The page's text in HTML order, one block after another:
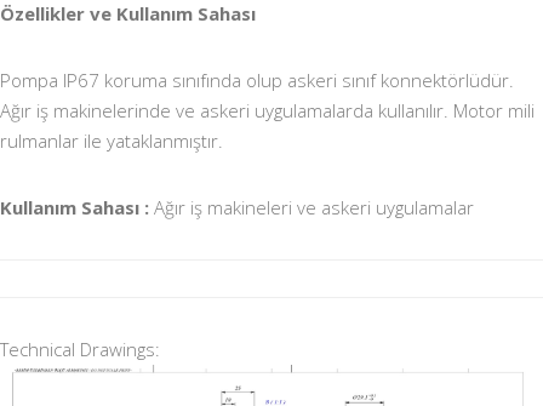
Özellikler ve Kullanım Sahası
Pompa IP67 koruma sınıfında olup askeri sınıf konnektörlüdür.
Ağır iş makinelerinde ve askeri uygulamalarda kullanılır. Motor mili
rulmanlar ile yataklanmıştır.
Kullanım Sahası : Ağır iş makineleri ve askeri uygulamalar
Technical Drawings: